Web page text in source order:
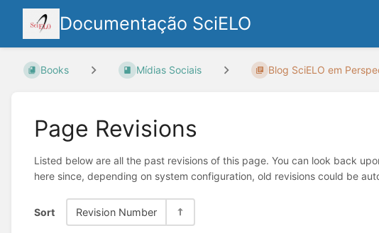
Documentação SciELO
Books Mídias Sociais Blog SciELO em
Page Revisions
Listed below are all the past revisions of this page. You can look back
here since, depending on system configuration, old revisions could be
Sort Revision Number